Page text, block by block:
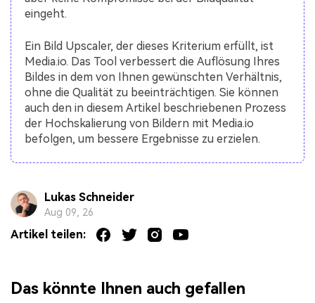
eingeht.
Ein Bild Upscaler, der dieses Kriterium erfüllt, ist
Media.io. Das Tool verbessert die Auflösung Ihres
Bildes in dem von Ihnen gewünschten Verhältnis,
ohne die Qualität zu beeinträchtigen. Sie können
auch den in diesem Artikel beschriebenen Prozess
der Hochskalierung von Bildern mit Media.io
befolgen, um bessere Ergebnisse zu erzielen.
Lukas Schneider
Aug 09, 26
Artikel teilen:
Das könnte Ihnen auch gefallen